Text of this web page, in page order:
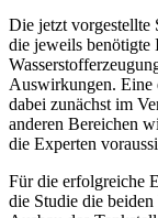
Die jetzt vorgestellte
die jeweils benötigte
Auswirkungen. Eine
dabei zunächst im
anderen Bereichen
die Experten
Für die erfolgreiche
die Studie die